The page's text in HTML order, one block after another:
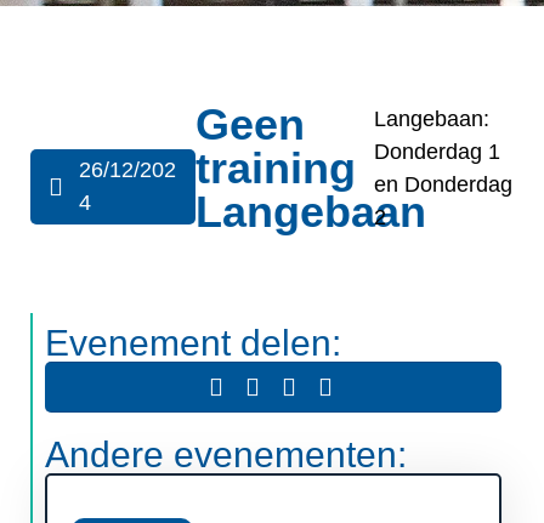
26/12/202
4
Geen
training
Langebaan
Langebaan:
Donderdag 1
en Donderdag
2
Evenement delen:
Andere evenementen: